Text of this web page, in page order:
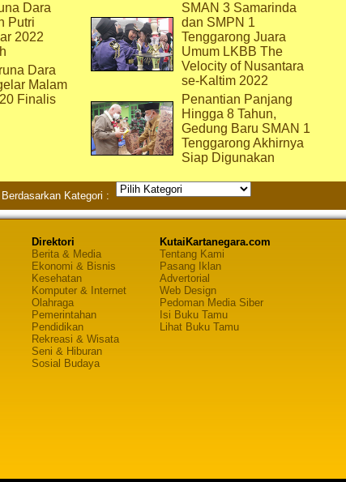
Dara
Putri
2022
Dara
Malam
Finalis
SMAN 3 Samarinda
dan SMPN 1
Tenggarong Juara
Umum LKBB The
Velocity of Nusantara
se-Kaltim 2022
Penantian Panjang
Hingga 8 Tahun,
Gedung Baru SMAN 1
Tenggarong Akhirnya
Siap Digunakan
Kategori :
Direktori
Berita & Media
Ekonomi & Bisnis
Kesehatan
Komputer & Internet
Olahraga
Pemerintahan
Pendidikan
Rekreasi & Wisata
Seni & Hiburan
Sosial Budaya
KutaiKartanegara.com
Tentang Kami
Pasang Iklan
Advertorial
Web Design
Pedoman Media Siber
Isi Buku Tamu
Lihat Buku Tamu